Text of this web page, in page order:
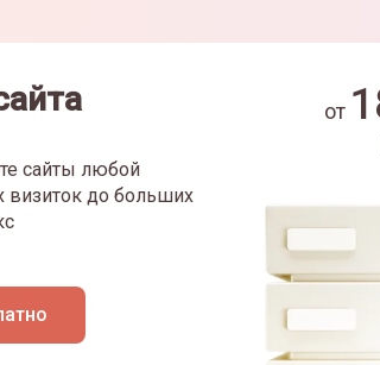
сайты любой
визиток до больших
от